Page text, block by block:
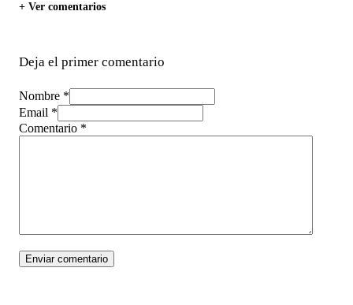
+ Ver comentarios
Deja el primer comentario
Nombre *
Email *
Comentario *